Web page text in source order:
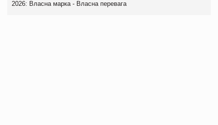
2026: Власна марка - Власна перевага